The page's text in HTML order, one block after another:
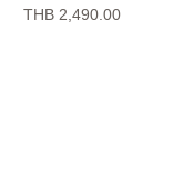
價格
THB 2,490.00